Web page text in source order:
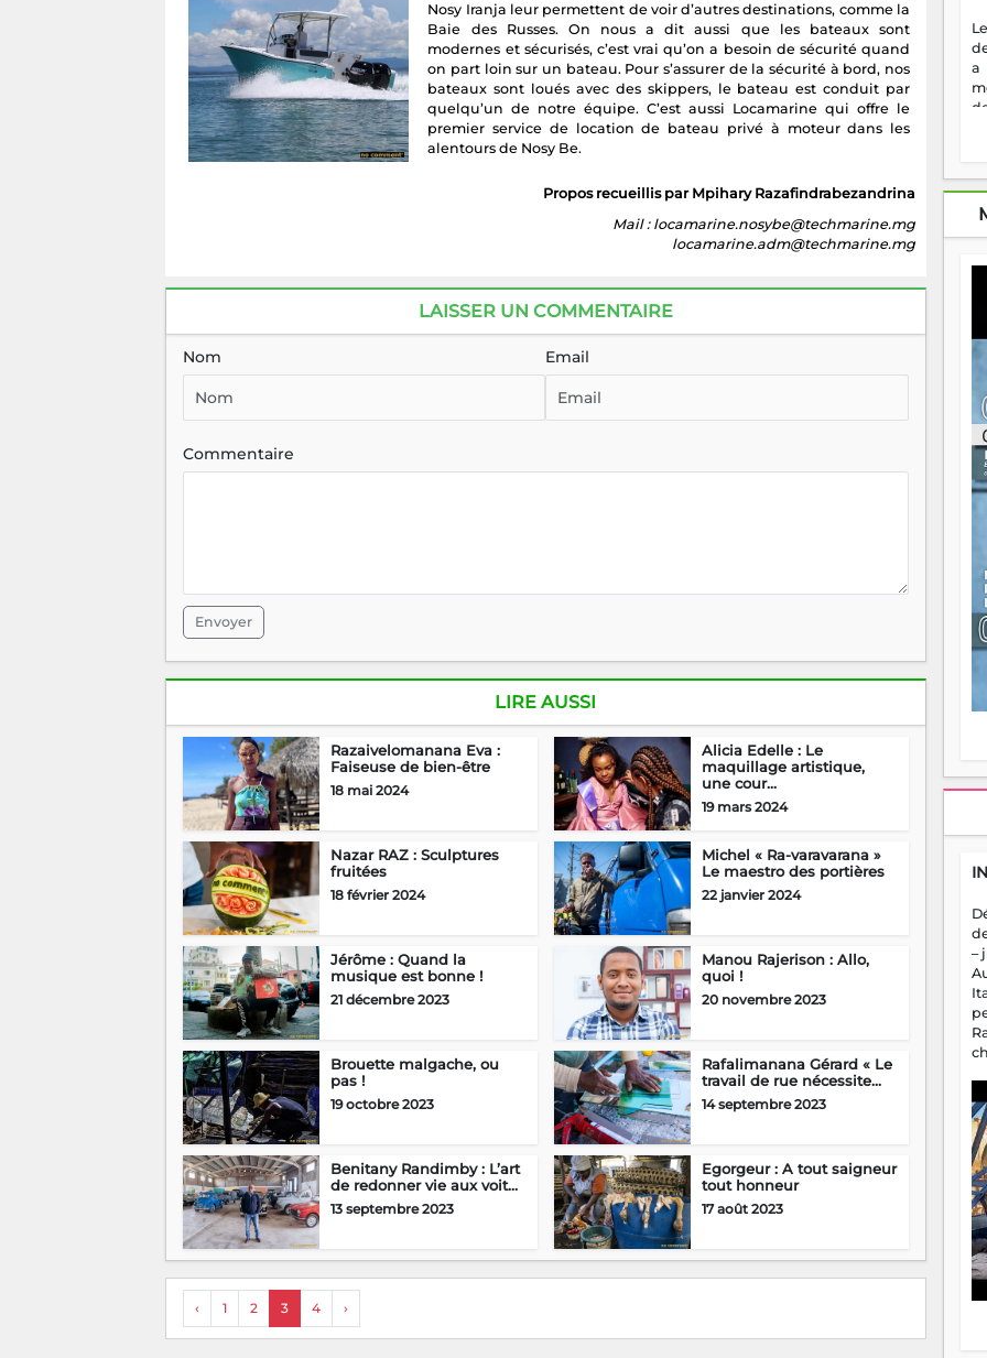
Nosy Iranja leur permettent de voir d’autres destinations, comme la
Baie des Russes. On nous a dit aussi que les bateaux sont
modernes et sécurisés, c’est vrai qu’on a besoin de sécurité quand
on part loin sur un bateau. Pour s’assurer de la sécurité à bord, nos
bateaux sont loués avec des skippers, le bateau est conduit par
quelqu’un de notre équipe. C’est aussi Locamarine qui offre le
premier service de location de bateau privé à moteur dans les
alentours de Nosy Be.
Propos recueillis par Mpihary Razafindrabezandrina
Mail : locamarine.nosybe@techmarine.mg
locamarine.adm@techmarine.mg
LAISSER UN COMMENTAIRE
Nom Email
Commentaire
Envoyer
LIRE AUSSI
Razaivelomanana Eva :
Faiseuse de bien-être
18 mai 2024
Alicia Edelle : Le
maquillage artistique,
une cour...
19 mars 2024
Nazar RAZ : Sculptures
fruitées
18 février 2024
Michel « Ra-varavarana »
Le maestro des portières
22 janvier 2024
Jérôme : Quand la
musique est bonne !
21 décembre 2023
Manou Rajerison : Allo,
quoi !
20 novembre 2023
Brouette malgache, ou
pas !
19 octobre 2023
Rafalimanana Gérard « Le
travail de rue nécessite...
14 septembre 2023
Benitany Randimby : L’art
de redonner vie aux voit...
13 septembre 2023
Egorgeur : A tout saigneur
tout honneur
17 août 2023
‹ 1 2 3 4 ›
a
–